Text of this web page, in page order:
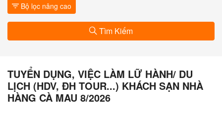
Bộ lọc nâng cao
Tìm Kiếm
TUYỂN DỤNG, VIỆC LÀM LỮ HÀNH/ DU
LỊCH (HDV, ĐH TOUR...) KHÁCH SẠN NHÀ
HÀNG CÀ MAU 8/2026